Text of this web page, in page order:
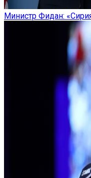
Министр Фидан: